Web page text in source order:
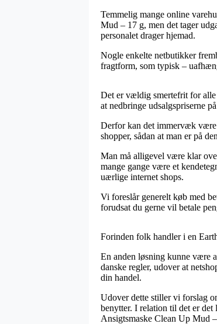
Temmelig mange online
Mud – 17 g, men det tager
personalet drager hjemad.
Nogle enkelte netbutikker
fragtform, som typisk –
Det er vældig smertefrit for alle
at nedbringe udsalgspriserne
Derfor kan det immervæk være
shopper, sådan at man er på
Man må alligevel være klar
mange gange være et
uærlige internet shops.
Vi foreslår generelt køb med
forudsat du gerne vil betale
Forinden folk handler i en
En anden løsning kunne være
danske regler, udover at
din handel.
Udover dette stiller vi forslag
benytter. I relation til det er det
Ansigtsmaske Clean Up Mud